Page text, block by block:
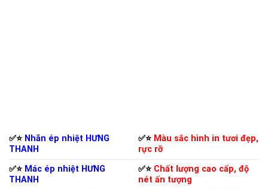
✅⭐️ Nhãn ép nhiệt HƯNG
THANH
✅⭐️ Màu sắc hình in tươi đẹp,
rực rỡ
✅⭐️ Mác ép nhiệt HƯNG
THANH
✅⭐️ Chất lượng cao cấp, độ
nét ấn tượng